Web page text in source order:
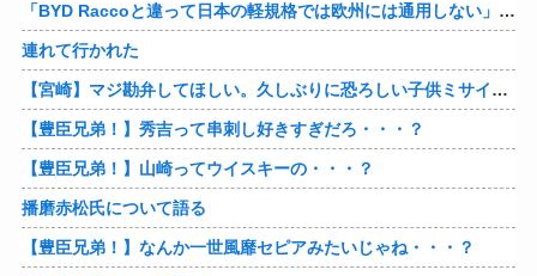
「BYD Raccoと違って日本の軽規格では欧州には通用しない」と自動車系ライターが示唆、だが速攻で反例を提示されて即落ち二コマ状態に……
連れて行かれた
【宮崎】マジ勘弁してほしい。久しぶりに恐ろしい子供ミサイルを見た。
【豊臣兄弟！】秀吉って串刺し好きすぎだろ・・・？
【豊臣兄弟！】山崎ってウイスキーの・・・？
播磨赤松氏について語る
【豊臣兄弟！】なんか一世風靡セピアみたいじゃね・・・？